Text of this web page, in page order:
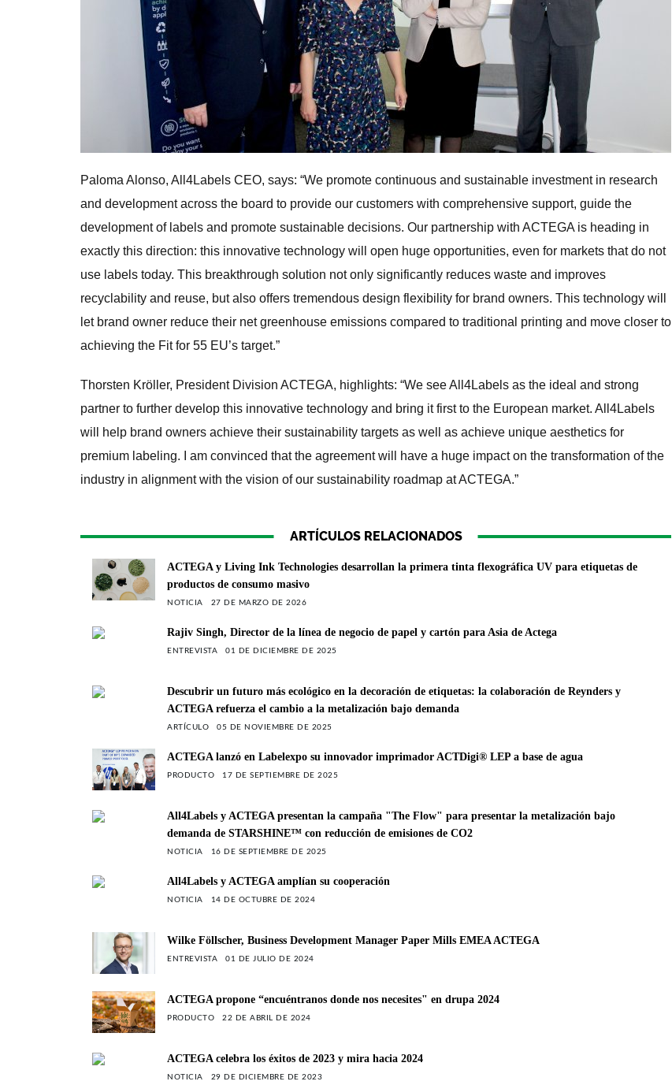
Paloma Alonso, All4Labels CEO, says: “We promote continuous and sustainable investment in research
and development across the board to provide our customers with comprehensive support, guide the
development of labels and promote sustainable decisions. Our partnership with ACTEGA is heading in
exactly this direction: this innovative technology will open huge opportunities, even for markets that do not
use labels today. This breakthrough solution not only significantly reduces waste and improves
recyclability and reuse, but also offers tremendous design flexibility for brand owners. This technology will
let brand owner reduce their net greenhouse emissions compared to traditional printing and move closer to
achieving the Fit for 55 EU’s target.”
Thorsten Kröller, President Division ACTEGA, highlights: “We see All4Labels as the ideal and strong
partner to further develop this innovative technology and bring it first to the European market. All4Labels
will help brand owners achieve their sustainability targets as well as achieve unique aesthetics for
premium labeling. I am convinced that the agreement will have a huge impact on the transformation of the
industry in alignment with the vision of our sustainability roadmap at ACTEGA.”
ARTÍCULOS RELACIONADOS
ACTEGA y Living Ink Technologies desarrollan la primera tinta flexográfica UV para etiquetas de
productos de consumo masivo
NOTICIA 27 DE MARZO DE 2026
Rajiv Singh, Director de la línea de negocio de papel y cartón para Asia de Actega
ENTREVISTA 01 DE DICIEMBRE DE 2025
Descubrir un futuro más ecológico en la decoración de etiquetas: la colaboración de Reynders y
ACTEGA refuerza el cambio a la metalización bajo demanda
ARTÍCULO 05 DE NOVIEMBRE DE 2025
ACTEGA lanzó en Labelexpo su innovador imprimador ACTDigi® LEP a base de agua
PRODUCTO 17 DE SEPTIEMBRE DE 2025
All4Labels y ACTEGA presentan la campaña "The Flow" para presentar la metalización bajo
demanda de STARSHINE™ con reducción de emisiones de CO2
NOTICIA 16 DE SEPTIEMBRE DE 2025
All4Labels y ACTEGA amplían su cooperación
NOTICIA 14 DE OCTUBRE DE 2024
Wilke Föllscher, Business Development Manager Paper Mills EMEA ACTEGA
ENTREVISTA 01 DE JULIO DE 2024
ACTEGA propone “encuéntranos donde nos necesites" en drupa 2024
PRODUCTO 22 DE ABRIL DE 2024
ACTEGA celebra los éxitos de 2023 y mira hacia 2024
NOTICIA 29 DE DICIEMBRE DE 2023